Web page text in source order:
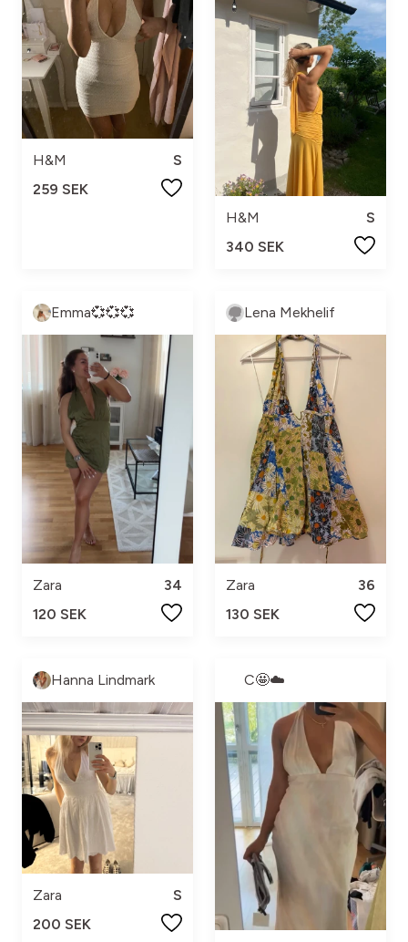
H&M
S
259 SEK
H&M
S
340 SEK
Emma💞💞💞
Zara
34
120 SEK
Lena Mekhelif
Zara
36
130 SEK
Hanna Lindmark
Zara
S
200 SEK
C🤩☁️